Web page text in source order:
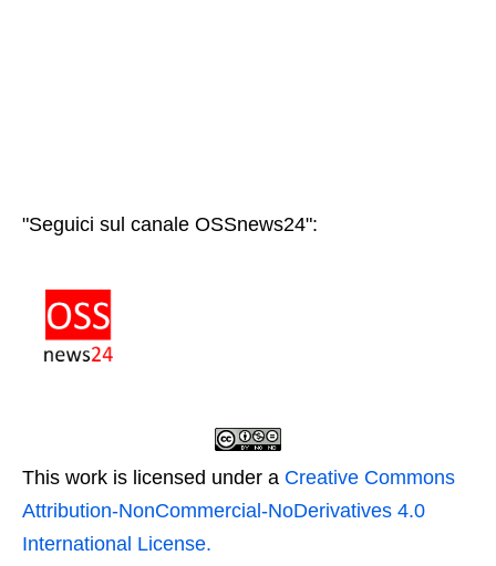
"Seguici sul canale OSSnews24":
This work is licensed under a Creative Commons
Attribution-NonCommercial-NoDerivatives 4.0
International License.